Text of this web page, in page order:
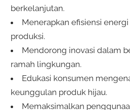
berkelanjutan.
Menerapkan efisiensi
produksi.
Mendorong inovasi dalam
ramah lingkungan.
Edukasi konsumen
keunggulan produk hijau.
Memaksimalkan